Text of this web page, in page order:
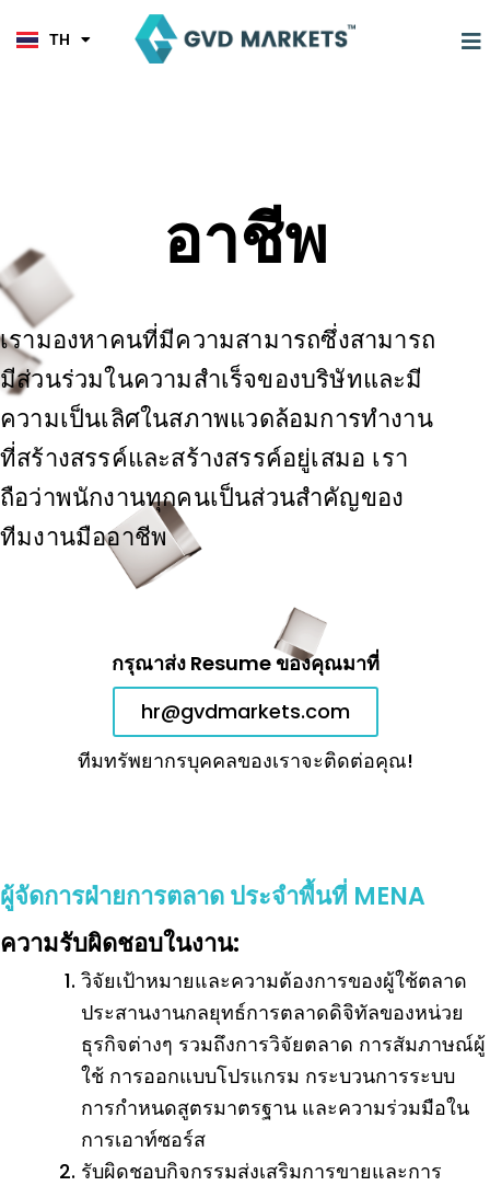
TH
HI
อาชีพ
เรามองหาคนที่มีความสามารถซึ่งสามารถ
มีส่วนร่วมในความสำเร็จของบริษัทและมี
ความเป็นเลิศในสภาพแวดล้อมการทำงาน
ที่สร้างสรรค์และสร้างสรรค์อยู่เสมอ เรา
ถือว่าพนักงานทุกคนเป็นส่วนสำคัญของ
ทีมงานมืออาชีพ
กรุณาส่ง Resume ของคุณมาที่
hr@gvdmarkets.com
ทีมทรัพยากรบุคคลของเราจะติดต่อคุณ!
ผู้จัดการฝ่ายการตลาด ประจำพื้นที่ MENA
ความรับผิดชอบในงาน:
วิจัยเป้าหมายและความต้องการของผู้ใช้ตลาด
ประสานงานกลยุทธ์การตลาดดิจิทัลของหน่วย
ธุรกิจต่างๆ รวมถึงการวิจัยตลาด การสัมภาษณ์ผู้
ใช้ การออกแบบโปรแกรม กระบวนการระบบ
การกำหนดสูตรมาตรฐาน และความร่วมมือใน
การเอาท์ซอร์ส
รับผิดชอบกิจกรรมส่งเสริมการขายและการ